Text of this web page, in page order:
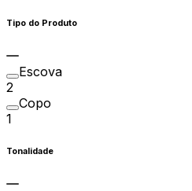
Tipo do Produto
Escova
2
Copo
1
Tonalidade